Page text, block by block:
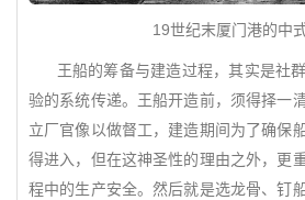
19世纪末厦门港的中
王船的筹备与建造过程，其实是社
验的系统传递。王船开造前，须得择一
立厂官像以做督工，建造期间为了确保
得进入，但在这神圣性的理由之外，更
程中的生产安全。然后就是选龙骨、钉